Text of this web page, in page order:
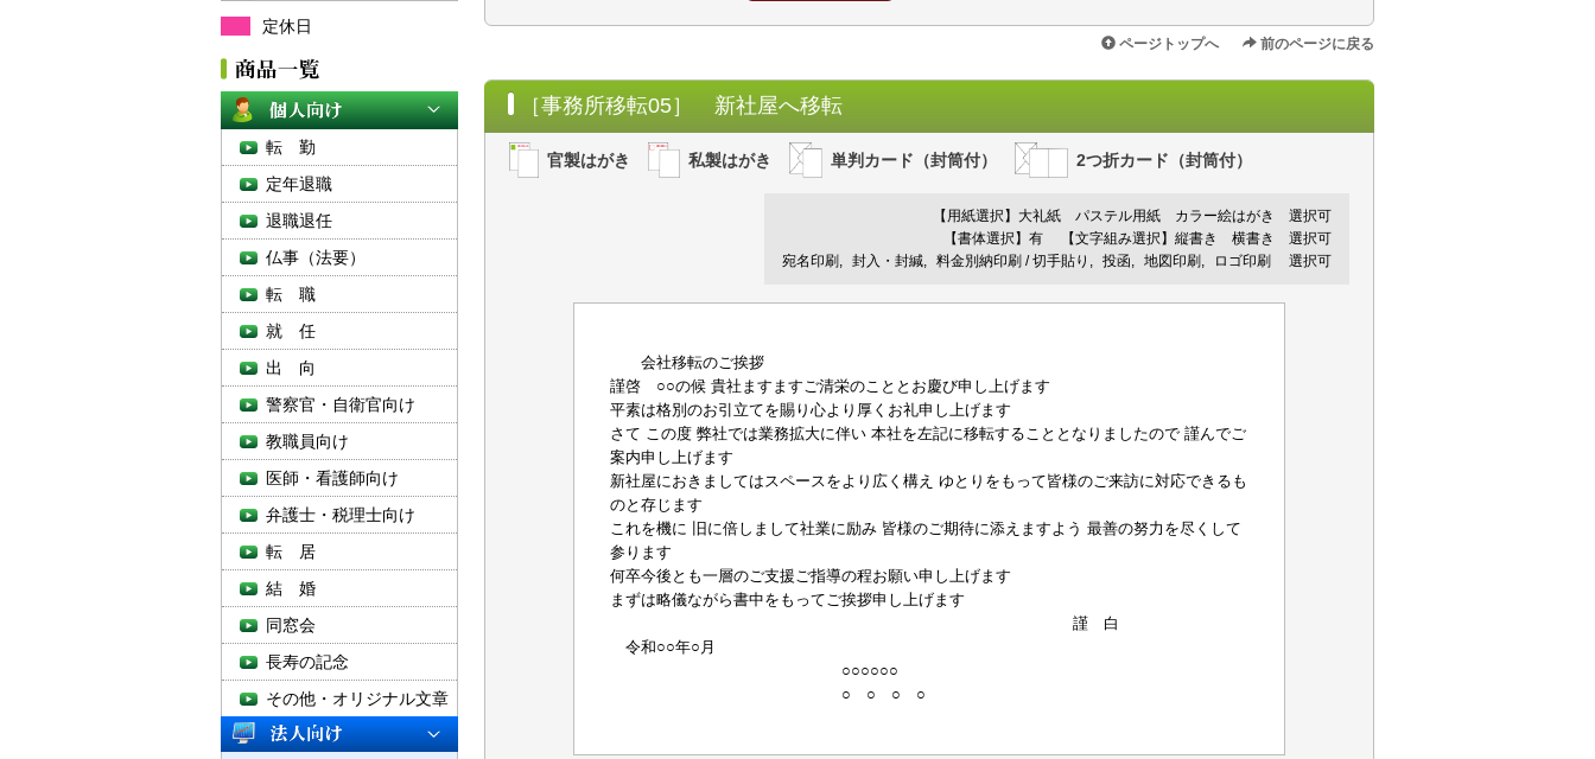
ページトップへ 前のページに戻る
［事務所移転05］ 新社屋へ移転
官製はがき 私製はがき 単判カード（封筒付） 2つ折カード（封筒付）
【用紙選択】 大礼紙 パステル用紙 カラー絵はがき
選択可
【書体選択】有
【文字組み選択】縦書き 横書き 選択可
宛名印刷
封入・封緘 料金別納印刷 / 切手貼り 投函 地図印刷 ロゴ印刷 選択可
会社移転のご挨拶
謹啓 ○○の候 貴社ますますご清栄のこととお慶び申し上げます
平素は格別のお引立てを賜り心より厚くお礼申し上げます
さて この度 弊社では業務拡大に伴い 本社を左記に移転することとなりましたので 謹んでご
案内申し上げます
新社屋におきましてはスペースをより広く構え ゆとりをもって皆様のご来訪に対応できるも
のと存じます
これを機に 旧に倍しまして社業に励み 皆様のご期待に添えますよう 最善の努力を尽くして
参ります
何卒今後とも一層のご支援ご指導の程お願い申し上げます
まずは略儀ながら書中をもってご挨拶申し上げます
謹 白
令和○○年○月
○○○○○○
○ ○ ○ ○
定休日
転 勤
定年退職
退職退任
仏事（法要）
転 職
就 任
出 向
警察官・自衛官向け
教職員向け
医師・看護師向け
弁護士・税理士向け
転 居
結 婚
同窓会
長寿の記念
その他・オリジナル文章